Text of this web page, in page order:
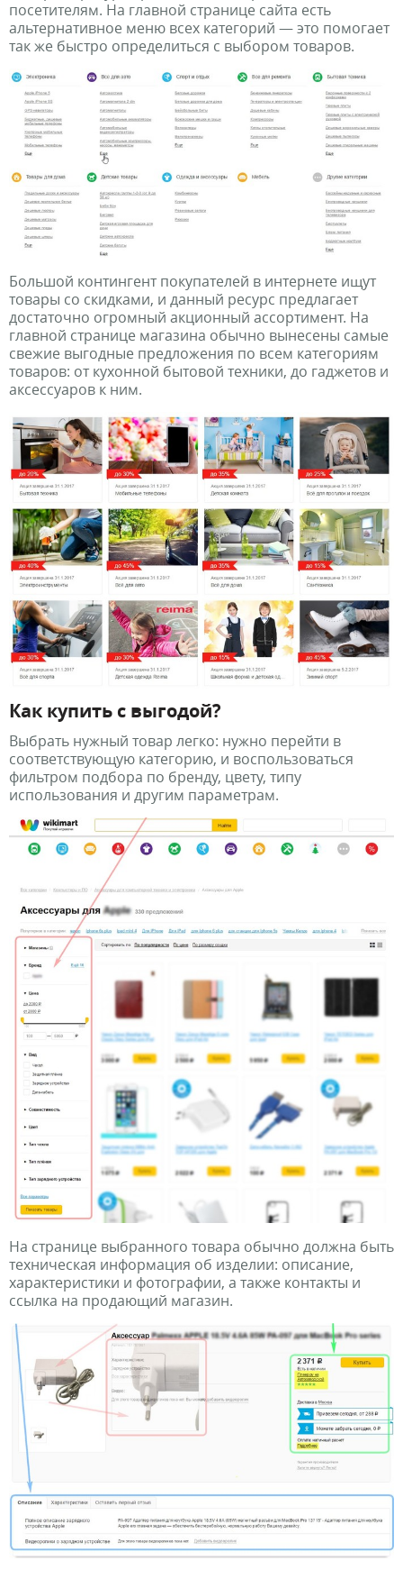
посетителям. На главной странице сайта есть
альтернативное меню всех категорий — это помогает
так же быстро определиться с выбором товаров.
Большой контингент покупателей в интернете ищут
товары со скидками, и данный ресурс предлагает
достаточно огромный акционный ассортимент. На
главной странице магазина обычно вынесены самые
свежие выгодные предложения по всем категориям
товаров: от кухонной бытовой техники, до гаджетов и
аксессуаров к ним.
Как купить с выгодой?
Выбрать нужный товар легко: нужно перейти в
соответствующую категорию, и воспользоваться
фильтром подбора по бренду, цвету, типу
использования и другим параметрам.
На странице выбранного товара обычно должна быть
техническая информация об изделии: описание,
характеристики и фотографии, а также контакты и
ссылка на продающий магазин.